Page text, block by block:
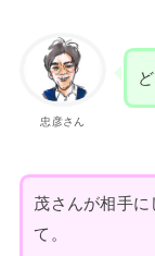
忠彦さん
茂さんが相手に
て。